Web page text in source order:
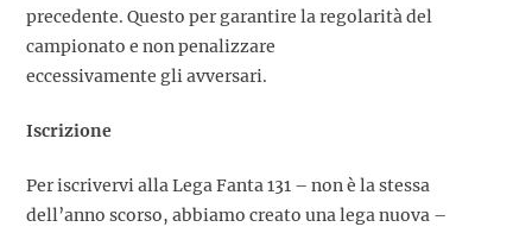
precedente. Questo per garantire la regolarità del
campionato e non penalizzare
eccessivamente gli avversari.
Iscrizione
Per iscrivervi alla Lega Fanta 131 – non è la stessa
dell’anno scorso, abbiamo creato una lega nuova –